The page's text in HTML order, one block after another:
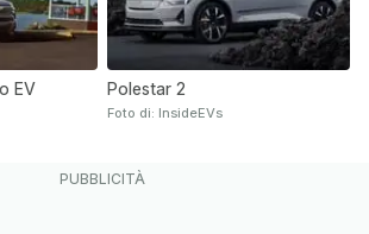
EV Polestar 2
Foto di: InsideEVs